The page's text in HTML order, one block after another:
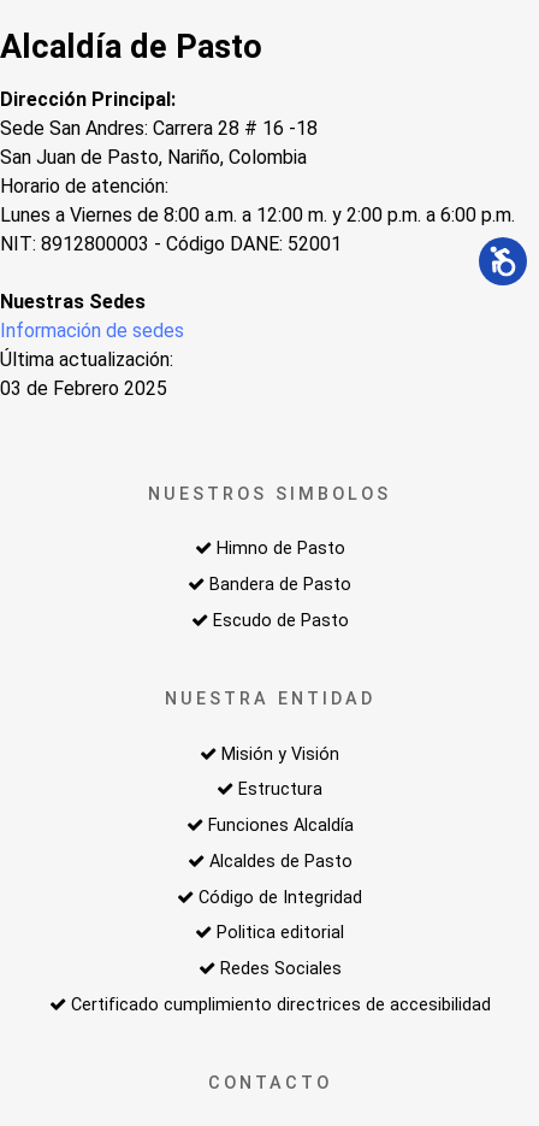
Alcaldía de Pasto
Dirección Principal:
Sede San Andres: Carrera 28 # 16 -18
San Juan de Pasto, Nariño, Colombia
Horario de atención:
Lunes a Viernes de 8:00 a.m. a 12:00 m. y 2:00 p.m. a 6:00 p.m.
NIT: 8912800003 - Código DANE: 52001
Nuestras Sedes
Información de sedes
Última actualización:
03 de Febrero 2025
NUESTROS SIMBOLOS
Himno de Pasto
Bandera de Pasto
Escudo de Pasto
NUESTRA ENTIDAD
Misión y Visión
Estructura
Funciones Alcaldía
Alcaldes de Pasto
Código de Integridad
Politica editorial
Redes Sociales
Certificado cumplimiento directrices de accesibilidad
CONTACTO